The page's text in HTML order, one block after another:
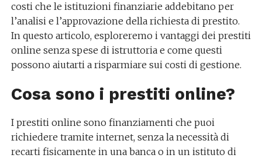
costi che le istituzioni finanziarie addebitano per
l’analisi e l’approvazione della richiesta di prestito.
In questo articolo, esploreremo i vantaggi dei prestiti
online senza spese di istruttoria e come questi
possono aiutarti a risparmiare sui costi di gestione.
Cosa sono i prestiti online?
I prestiti online sono finanziamenti che puoi
richiedere tramite internet, senza la necessità di
recarti fisicamente in una banca o in un istituto di